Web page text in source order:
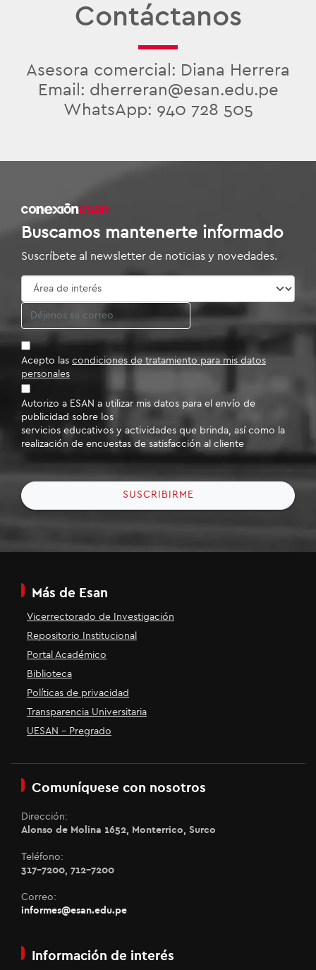
Contáctanos
Asesora comercial: Diana Herrera
Email: dherreran@esan.edu.pe
WhatsApp: 940 728 505
Buscamos mantenerte informado
Suscríbete al newsletter de noticias y novedades.
Acepto las condiciones de tratamiento para mis datos
personales
Autorizo a ESAN a utilizar mis datos para el envío de
publicidad sobre los
servicios educativos y actividades que brinda, así como la
realización de encuestas de satisfacción al cliente
SUSCRIBIRME
Más de Esan
Vicerrectorado de Investigación
Repositorio Institucional
Portal Académico
Biblioteca
Políticas de privacidad
Transparencia Universitaria
UESAN - Pregrado
Comuníquese con nosotros
Dirección:
Alonso de Molina 1652, Monterrico, Surco
Teléfono:
317-7200, 712-7200
Correo:
informes@esan.edu.pe
Información de interés